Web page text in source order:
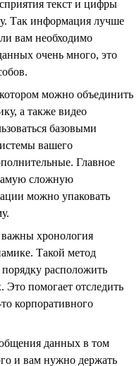
текст и цифры
Так информация лучше
вам необходимо
очень много, это
можно объединить
а также видео
базовыми
вашего
Главное
сложную
можно упаковать
хронология
Такой метод
расположить
Это помогает отследить
корпоративного
данных в том
и вам нужно держать